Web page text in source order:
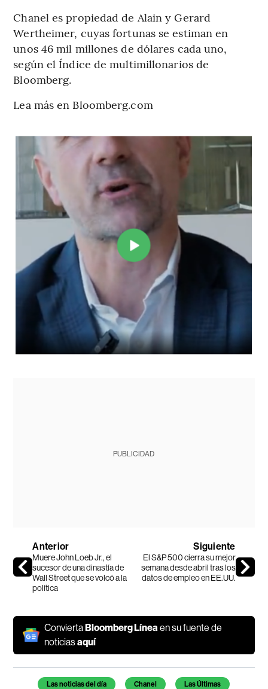
Chanel es propiedad de Alain y Gerard
Wertheimer, cuyas fortunas se estiman en
unos 46 mil millones de dólares cada uno,
según el Índice de multimillonarios de
Bloomberg.
Lea más en Bloomberg.com
PUBLICIDAD
Anterior
Muere John Loeb Jr., el
sucesor de una dinastía de
Wall Street que se volcó a la
política
Siguiente
El S&P 500 cierra su mejor
semana desde abril tras los
datos de empleo en EE.UU.
ConviertaBloomberg Línea en su fuente de
noticiasaquí
Temas de este artículo
Las noticias del día Chanel Las Últimas